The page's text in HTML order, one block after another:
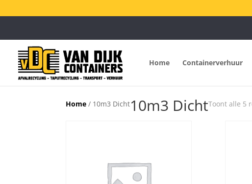
Home Containerverhuur
Home / 10m3 Dicht10m3 DichtToont alle 5